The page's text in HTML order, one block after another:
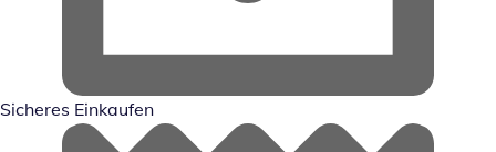
Sicheres Einkaufen